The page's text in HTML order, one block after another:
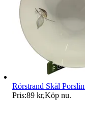
Rörstrand Skål
Pris:89 kr,Köp nu.